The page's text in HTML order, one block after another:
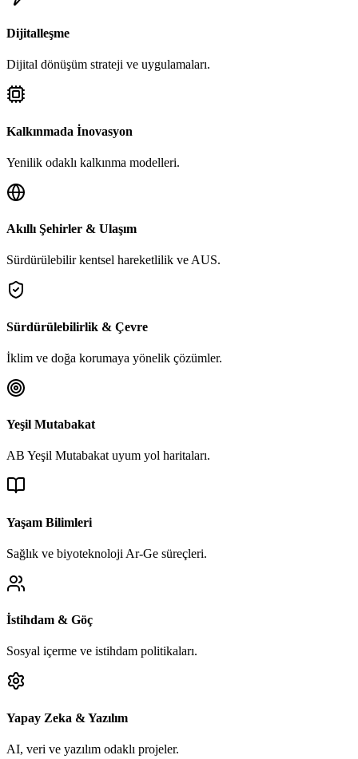
Dijitalleşme
Dijital dönüşüm strateji ve uygulamaları.
Kalkınmada İnovasyon
Yenilik odaklı kalkınma modelleri.
Akıllı Şehirler & Ulaşım
Sürdürülebilir kentsel hareketlilik ve AUS.
Sürdürülebilirlik & Çevre
İklim ve doğa korumaya yönelik çözümler.
Yeşil Mutabakat
AB Yeşil Mutabakat uyum yol haritaları.
Yaşam Bilimleri
Sağlık ve biyoteknoloji Ar-Ge süreçleri.
İstihdam & Göç
Sosyal içerme ve istihdam politikaları.
Yapay Zeka & Yazılım
AI, veri ve yazılım odaklı projeler.